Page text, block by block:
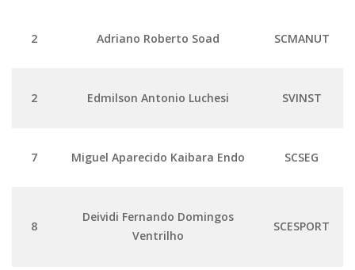
Localização
Biblioteca
Segurança e Acessos
2 Adriano Roberto Soad SCMANUT
2 Edmilson Antonio Luchesi SVINST
7 Miguel Aparecido Kaibara Endo SCSEG
8
Deividi Fernando Domingos
Ventrilho
SCESPORT